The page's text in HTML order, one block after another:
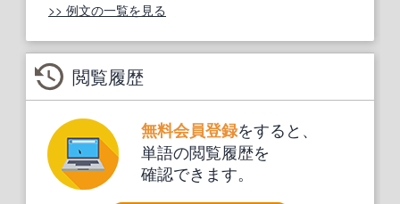
>> 例文の一覧を見る
閲覧履歴
無料会員登録をすると、
単語の閲覧履歴を
確認できます。